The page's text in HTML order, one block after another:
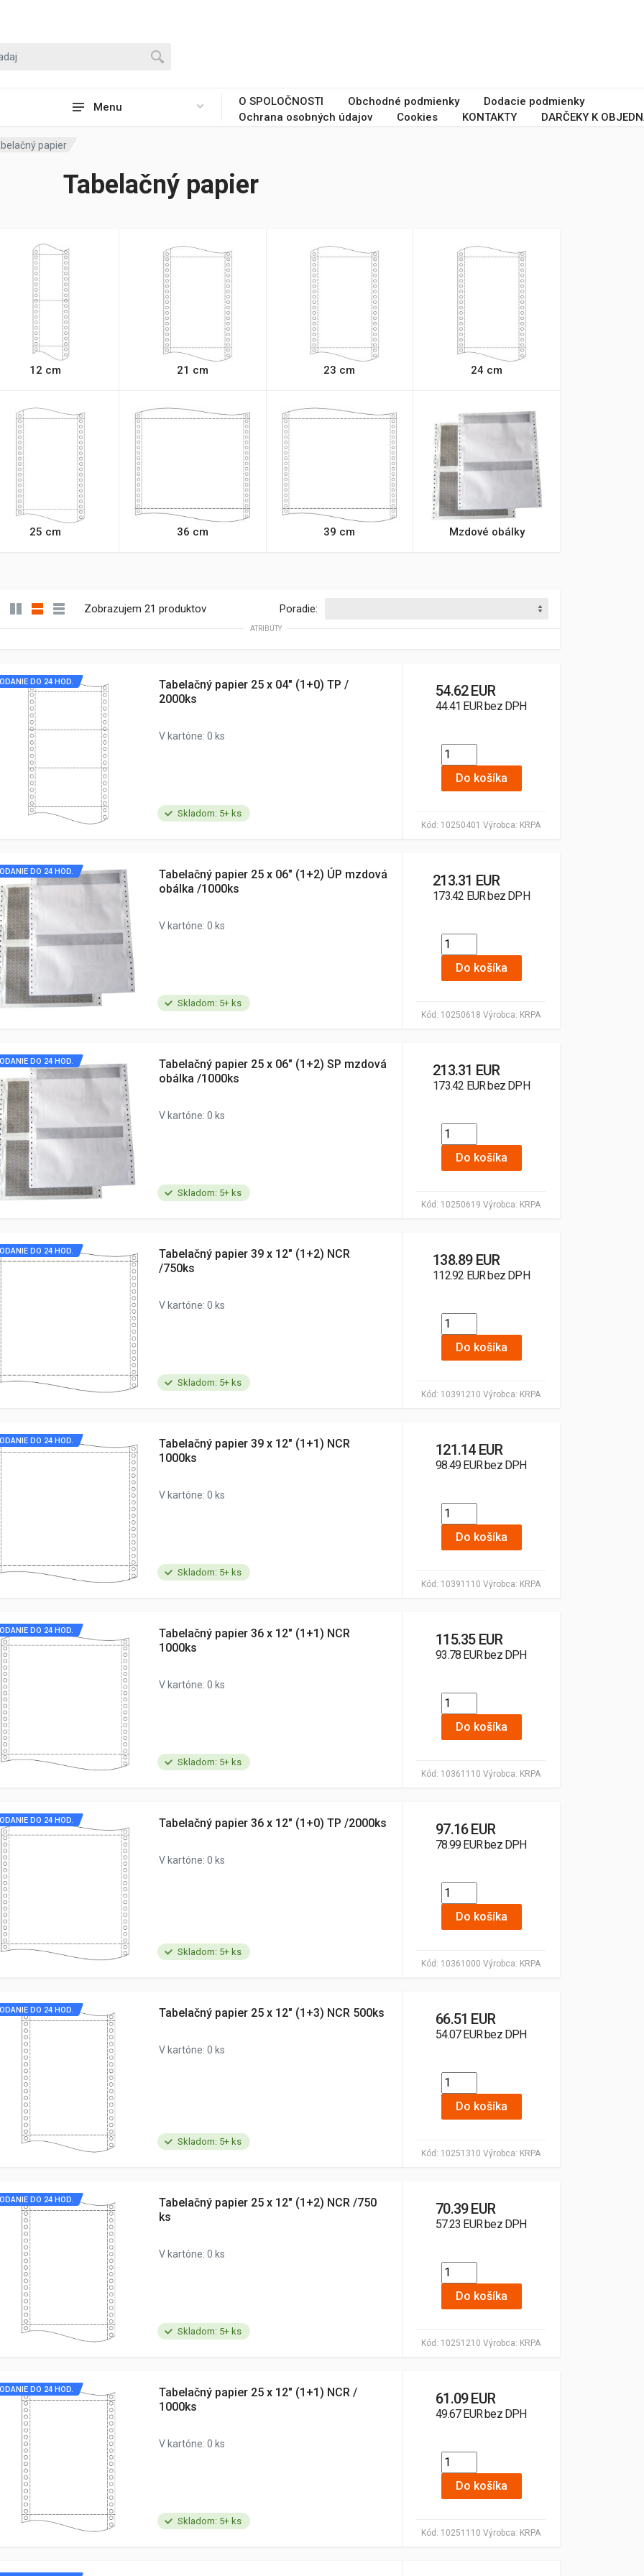
Menu O SPOLOČNOSTI Obchodné podmienky
Dodacie podmienky
Ochrana osobných údajov
Cookies KONTAKTY DARČEKY K
papier
Tabelačný papier
12 cm 21 cm 23 cm 24 cm
25 cm 36 cm 39 cm Mzdové obálky
Zobrazujem 21 produktov Poradie:
ATRIBÚTY
Skladom: 5+ ks
Kód: 10250401 Výrobca: KRPA
DO 24 HOD.
Tabelačný papier 25 x 04" (1+0) TP /
2000ks
V kartóne: 0 ks
54.62 EUR
44.41 EUR bez DPH
Do košíka
Skladom: 5+ ks
Kód: 10250618 Výrobca: KRPA
DO 24 HOD.
Tabelačný papier 25 x 06" (1+2) ÚP mzdová
obálka /1000ks
V kartóne: 0 ks
213.31 EUR
173.42 EUR bez DPH
Do košíka
Skladom: 5+ ks
Kód: 10250619 Výrobca: KRPA
DO 24 HOD.
Tabelačný papier 25 x 06" (1+2) SP mzdová
obálka /1000ks
V kartóne: 0 ks
213.31 EUR
173.42 EUR bez DPH
Do košíka
Skladom: 5+ ks
Kód: 10391210 Výrobca: KRPA
DO 24 HOD.
Tabelačný papier 39 x 12" (1+2) NCR
/750ks
V kartóne: 0 ks
138.89 EUR
112.92 EUR bez DPH
Do košíka
Skladom: 5+ ks
Kód: 10391110 Výrobca: KRPA
DO 24 HOD.
Tabelačný papier 39 x 12" (1+1) NCR
1000ks
V kartóne: 0 ks
121.14 EUR
98.49 EUR bez DPH
Do košíka
Skladom: 5+ ks
Kód: 10361110 Výrobca: KRPA
DO 24 HOD.
Tabelačný papier 36 x 12" (1+1) NCR
1000ks
V kartóne: 0 ks
115.35 EUR
93.78 EUR bez DPH
Do košíka
Skladom: 5+ ks
Kód: 10361000 Výrobca: KRPA
DO 24 HOD. Tabelačný papier 36 x 12" (1+0) TP /2000ks
V kartóne: 0 ks
97.16 EUR
78.99 EUR bez DPH
Do košíka
Skladom: 5+ ks
Kód: 10251310 Výrobca: KRPA
DO 24 HOD. Tabelačný papier 25 x 12" (1+3) NCR 500ks
V kartóne: 0 ks
66.51 EUR
54.07 EUR bez DPH
Do košíka
Skladom: 5+ ks
Kód: 10251210 Výrobca: KRPA
DO 24 HOD.
Tabelačný papier 25 x 12" (1+2) NCR /750
ks
V kartóne: 0 ks
70.39 EUR
57.23 EUR bez DPH
Do košíka
Skladom: 5+ ks
Kód: 10251110 Výrobca: KRPA
DO 24 HOD.
Tabelačný papier 25 x 12" (1+1) NCR /
1000ks
V kartóne: 0 ks
61.09 EUR
49.67 EUR bez DPH
Do košíka